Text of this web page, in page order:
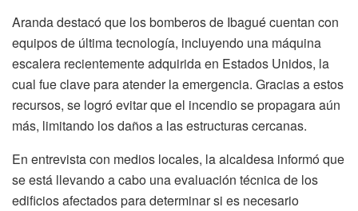
Aranda destacó que los bomberos de Ibagué cuentan con
equipos de última tecnología, incluyendo una máquina
escalera recientemente adquirida en Estados Unidos, la
cual fue clave para atender la emergencia. Gracias a estos
recursos, se logró evitar que el incendio se propagara aún
más, limitando los daños a las estructuras cercanas.
En entrevista con medios locales, la alcaldesa informó que
se está llevando a cabo una evaluación técnica de los
edificios afectados para determinar si es necesario